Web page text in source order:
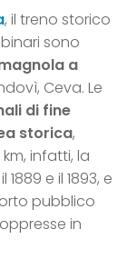
, il treno storico
binari sono
a
Ceva. Le
di fine
storica,
infatti, la
e il 1893, e
pubblico
in